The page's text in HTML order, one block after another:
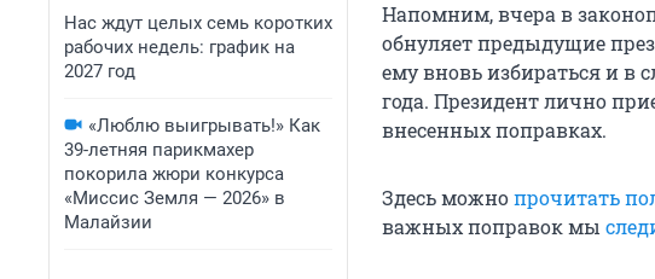
Нас ждут целых семь коротких
рабочих недель: график на
2027 год
«Люблю выигрывать!» Как
39-летняя парикмахер
покорила жюри конкурса
«Миссис Земля — 2026» в
Малайзии
Напомним, вчера в
обнуляет предыдущие
ему вновь избираться и в
года. Президент лично
внесенных поправках.
Здесь можнопрочитать
важных поправок мы